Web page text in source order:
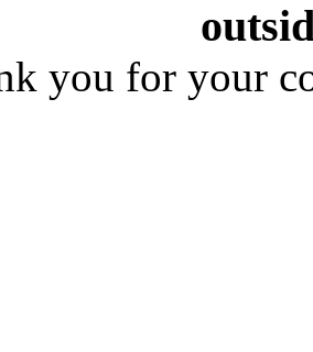
you for your